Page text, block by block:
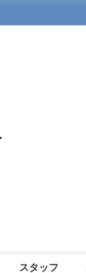
スタッフ